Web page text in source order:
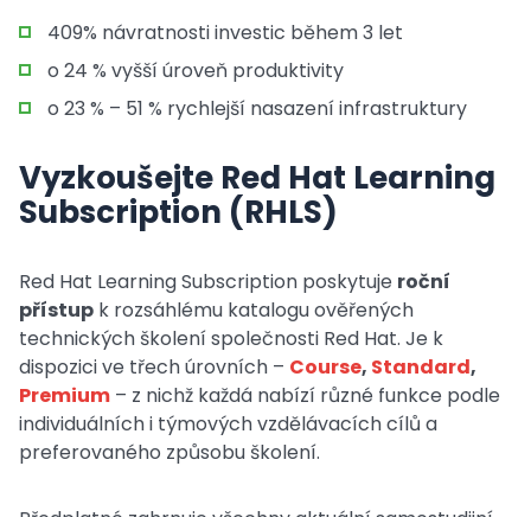
409% návratnosti investic během 3 let
o 24 % vyšší úroveň produktivity
o 23 % – 51 % rychlejší nasazení infrastruktury
Vyzkoušejte Red Hat Learning
Subscription (RHLS)
Red Hat Learning Subscription poskytuje roční
přístup k rozsáhlému katalogu ověřených
technických školení společnosti Red Hat. Je k
dispozici ve třech úrovních – Course, Standard,
Premium – z nichž každá nabízí různé funkce podle
individuálních i týmových vzdělávacích cílů a
preferovaného způsobu školení.